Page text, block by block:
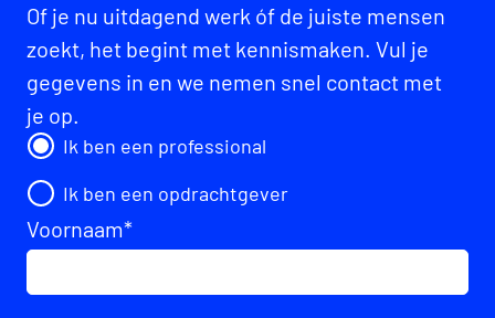
Of je nu uitdagend werk óf de juiste mensen
zoekt, het begint met kennismaken. Vul je
gegevens in en we nemen snel contact met
je op.
Ik ben een professional
Ik ben een opdrachtgever
Voornaam*